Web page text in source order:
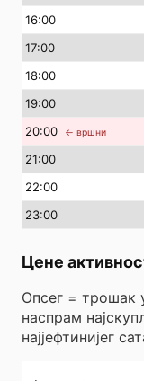
16:00
17:00
18:00
19:00
20:00 ← вршни
21:00
22:00
23:00
Цене
Опсег = трошак
наспрам
најјефтинијег